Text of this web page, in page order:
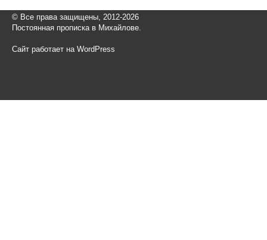
© Все права защищены, 2012-2026
Постоянная прописка в Михайлове.
Сайт работает на WordPress